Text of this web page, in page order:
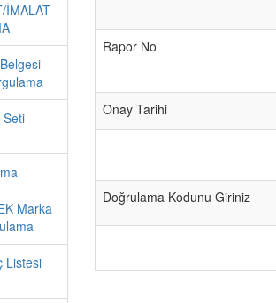
İMALAT
Marka
Listesi
Rapor No
Onay Tarihi
Doğrulama Kodunu Giriniz